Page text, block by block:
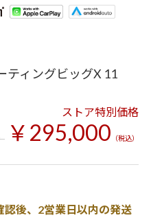
ティングビッグX 11
ストア特別価格
￥295,000 （税込）
後、2営業日以内の発送